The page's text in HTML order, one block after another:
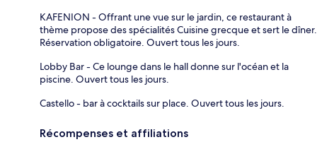
KAFENION - Offrant une vue sur le jardin, ce restaurant à
thème propose des spécialités Cuisine grecque et sert le dîner.
Réservation obligatoire. Ouvert tous les jours.
Lobby Bar - Ce lounge dans le hall donne sur l'océan et la
piscine. Ouvert tous les jours.
Castello - bar à cocktails sur place. Ouvert tous les jours.
Récompenses et affiliations